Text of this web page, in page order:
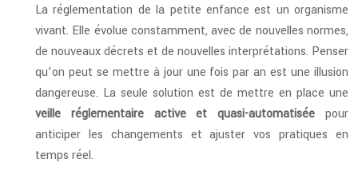
La réglementation de la petite enfance est un organisme
vivant. Elle évolue constamment, avec de nouvelles normes,
de nouveaux décrets et de nouvelles interprétations. Penser
qu’on peut se mettre à jour une fois par an est une illusion
dangereuse. La seule solution est de mettre en place une
veille réglementaire active et quasi-automatisée pour
anticiper les changements et ajuster vos pratiques en
temps réel.